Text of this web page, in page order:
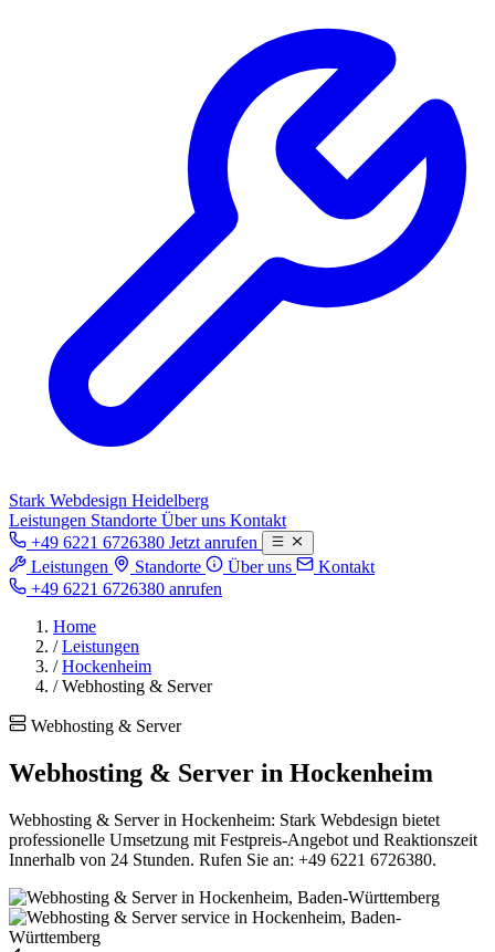
Stark Webdesign Heidelberg
Leistungen Standorte Über uns Kontakt
+49 6221 6726380 Jetzt anrufen
Leistungen
Standorte Über uns
Kontakt
+49 6221 6726380 anrufen
Home
/ Leistungen
/ Hockenheim
/ Webhosting & Server
Webhosting & Server
Webhosting & Server in Hockenheim
Webhosting & Server in Hockenheim: Stark Webdesign bietet
professionelle Umsetzung mit Festpreis-Angebot und Reaktionszeit
Innerhalb von 24 Stunden. Rufen Sie an: +49 6221 6726380.